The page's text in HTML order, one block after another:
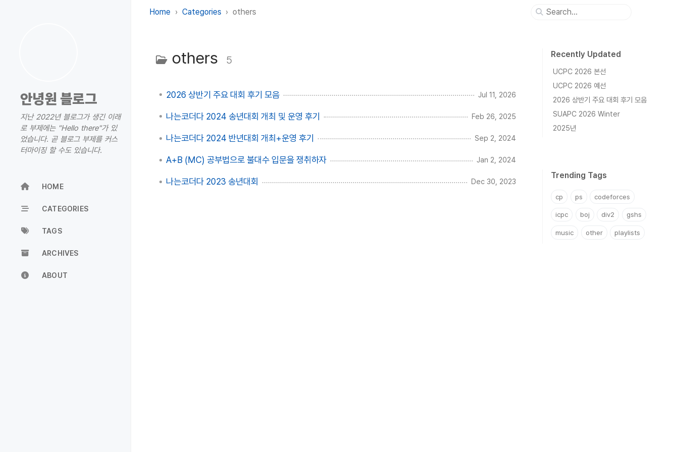
안녕원 블로그
지난 2022년 블로그가 생긴 이래
로 부제에는 "Hello there"가 있
었습니다. 곧 블로그 부제를 커스
터마이징 할 수도 있습니다.
HOME
CATEGORIES
TAGS
ARCHIVES
ABOUT
Home Categories others
others 5
2026 상반기 주요 대회 후기 모음 Jul 11, 2026
나는코더다 2024 송년대회 개최 및 운영 후기 Feb 26, 2025
나는코더다 2024 반년대회 개최+운영 후기 Sep 2, 2024
A+B (MC) 공부법으로 불대수 입문을 쟁취하자 Jan 2, 2024
나는코더다 2023 송년대회 Dec 30, 2023
Recently Updated
UCPC 2026 본선
UCPC 2026 예선
2026 상반기 주요 대회 후기 모음
SUAPC 2026 Winter
2025년
Trending Tags
cp ps codeforces
icpc boj div2 gshs
music other playlists